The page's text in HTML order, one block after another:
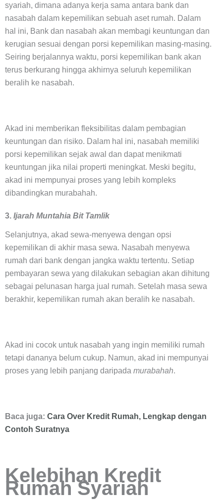
syariah, dimana adanya kerja sama antara bank dan
nasabah dalam kepemilikan sebuah aset rumah. Dalam
hal ini, Bank dan nasabah akan membagi keuntungan dan
kerugian sesuai dengan porsi kepemilikan masing-masing.
Seiring berjalannya waktu, porsi kepemilikan bank akan
terus berkurang hingga akhirnya seluruh kepemilikan
beralih ke nasabah.
Akad ini memberikan fleksibilitas dalam pembagian
keuntungan dan risiko. Dalam hal ini, nasabah memiliki
porsi kepemilikan sejak awal dan dapat menikmati
keuntungan jika nilai properti meningkat. Meski begitu,
akad ini mempunyai proses yang lebih kompleks
dibandingkan murabahah.
3. Ijarah Muntahia Bit Tamlik
Selanjutnya, akad sewa-menyewa dengan opsi
kepemilikan di akhir masa sewa. Nasabah menyewa
rumah dari bank dengan jangka waktu tertentu. Setiap
pembayaran sewa yang dilakukan sebagian akan dihitung
sebagai pelunasan harga jual rumah. Setelah masa sewa
berakhir, kepemilikan rumah akan beralih ke nasabah.
Akad ini cocok untuk nasabah yang ingin memiliki rumah
tetapi dananya belum cukup. Namun, akad ini mempunyai
proses yang lebih panjang daripada murabahah.
Baca juga: Cara Over Kredit Rumah, Lengkap dengan
Contoh Suratnya
Kelebihan Kredit
Rumah Syariah